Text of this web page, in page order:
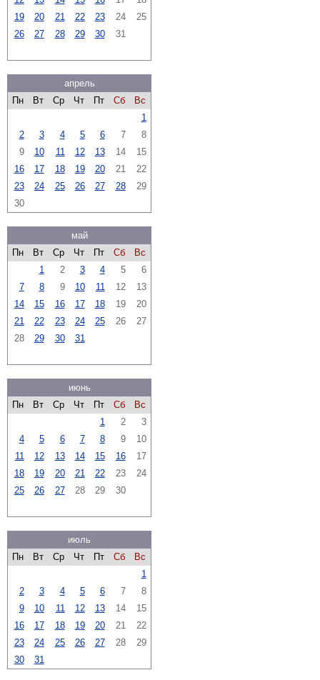
19
20 21 22 23 24
25
26
27 28 29 30 31
апрель
Пн
Вт Ср Чт Пт Сб
Вс
1
2
3 4 5 6 7
8
9
10 11 12 13 14
15
16
17 18 19 20 21
22
23
24 25 26 27 28
29
30
май
Пн
Вт Ср Чт Пт Сб
Вс
1
2 3 4 5
6
7
8 9 10 11 12
13
14
15 16 17 18 19
20
21
22 23 24 25 26
27
28
29 30 31
июнь
Пн
Вт Ср Чт Пт Сб
Вс
1
2
3
4
5 6 7 8 9
10
11
12 13 14 15 16
17
18
19 20 21 22 23
24
25
26 27 28 29 30
июль
Пн
Вт Ср Чт Пт Сб
Вс
1
2
3 4 5 6 7
8
9
10 11 12 13 14
15
16
17 18 19 20 21
22
23
24 25 26 27 28
29
30
31